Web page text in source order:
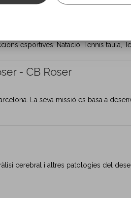
esportives: Natació, Tennis taula,
- CB Roser
La seva missió es basa a
cerebral i altres patologies del